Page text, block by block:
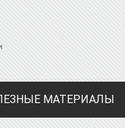
МАТЕРИАЛЫ